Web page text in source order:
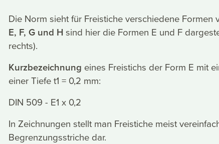
Die Norm sieht für Freistiche verschiedene Formen
E, F, G und H sind hier die Formen E und F
rechts).
Kurzbezeichnung eines Freistichs der Form E mit
einer Tiefe t1 = 0,2 mm:
DIN 509 - E1 x 0,2
In Zeichnungen stellt man Freistiche meist
Begrenzungsstriche dar.